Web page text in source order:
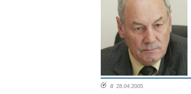
// 28.04.2005